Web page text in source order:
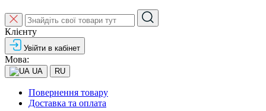
Клієнту
Увійти в кабінет
Мова:
UA RU
Повернення товару
Доставка та оплата